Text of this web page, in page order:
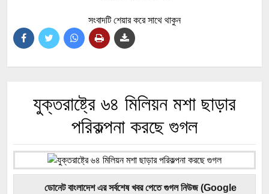
সংবাদটি শেয়ার করে সাথে থাকুন
যুক্তরাষ্ট্রে ৬৪ মিলিয়ন মশা ছাড়ার
পরিকল্পনা করছে গুগল
ডোনেট বাংলাদেশ এর সর্বশেষ খবর পেতে গুগল নিউজ (Google